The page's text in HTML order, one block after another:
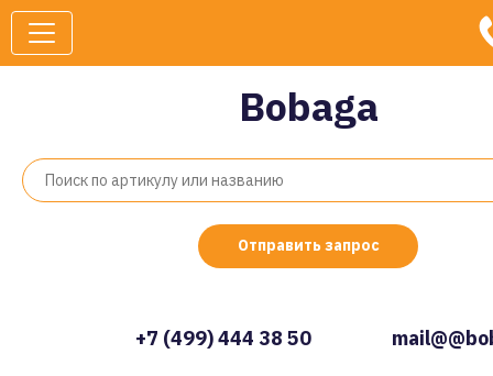
Bobaga
Отправить запрос
+7 (499) 444 38 50